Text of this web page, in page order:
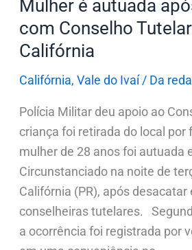
Mulher é autuada
com Conselho
Califórnia
Califórnia, Vale do Ivaí/ Da
Polícia Militar deu apoio ao
criança foi retirada do local por
mulher de 28 anos foi autuada
Circunstanciado na noite de
Califórnia (PR), após desacatar
conselheiras tutelares.
a ocorrência foi registrada por
Califórnia